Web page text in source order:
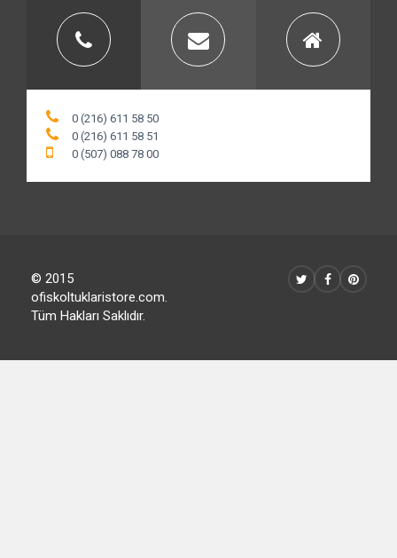
0 (216) 611 58 50
0 (216) 611 58 51
© 2015
ofiskoltuklaristore.com.